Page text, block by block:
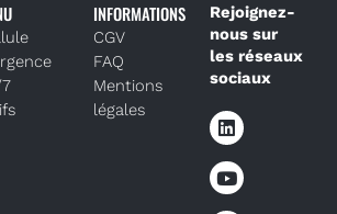
INFORMATIONS
CGV
FAQ
Mentions
légales
Rejoignez-
nous sur
les réseaux
sociaux